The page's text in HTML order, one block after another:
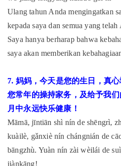
Ulang tahun Anda mengingatkan
kepada saya dan semua yang
Saya hanya berharap bahwa
saya akan memberikan
7. 妈妈，今天是您的生日，真
您常年的操持家务，及给予我
月中永远快乐健康！
Māmā, jīntiān shì nín de shēngrì,
kuàilè, gǎnxiè nín chángnián de
bāngzhù. Yuàn nín zài wèilái de
jiànkāng!